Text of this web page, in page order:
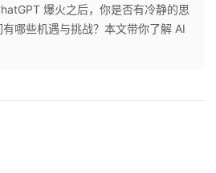
爆火之后，你是否有冷静的思
哪些机遇与挑战？本文带你了解 AI